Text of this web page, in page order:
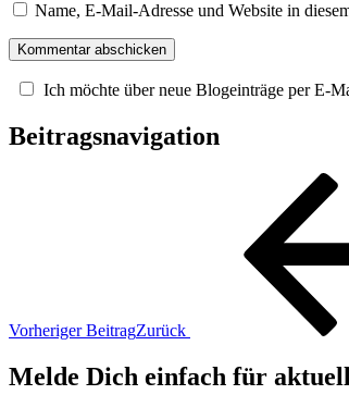
Name, E-Mail-Adresse und Website in
Ich möchte über neue Blogeinträge per E-
Beitragsnavigation
Vorheriger BeitragZurück
Melde Dich einfach für